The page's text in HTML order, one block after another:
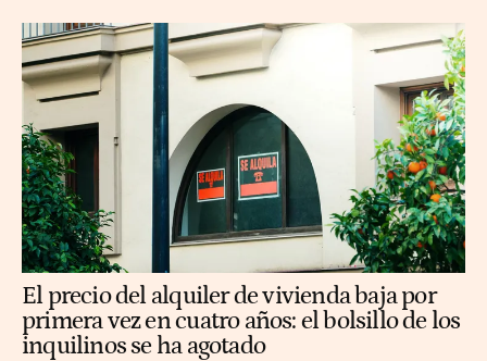
El precio del alquiler de vivienda baja por
primera vez en cuatro años: el bolsillo de los
inquilinos se ha agotado